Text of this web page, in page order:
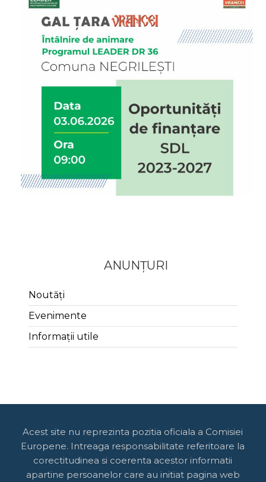
ANUNȚURI
Noutăți
Evenimente
Informații utile
Acest site nu reprezinta pozitia oficiala a Comisiei
Europene. Intreaga responsabilitate referitoare la
corectitudinea si coerenta acestor informatii
apartine persoanelor care au initiat pagina web